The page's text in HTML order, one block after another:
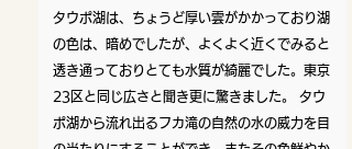
タウポ湖は、ちょうど厚い雲がかかっており湖
の色は、暗めでしたが、よくよく近くでみると
透き通っておりとても水質が綺麗でした。東京
23区と同じ広さと聞き更に驚きました。 タウ
ポ湖から流れ出るフカ滝の自然の水の威力を目